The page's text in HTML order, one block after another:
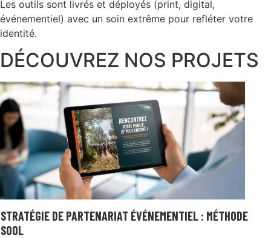
Les outils sont livrés et déployés (print, digital,
événementiel) avec un soin extrême pour refléter votre
identité.
DÉCOUVREZ NOS PROJETS
STRATÉGIE DE PARTENARIAT ÉVÉNEMENTIEL : MÉTHODE
SOOL